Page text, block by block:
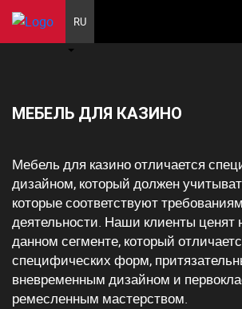
RU
МЕБЕЛЬ ДЛЯ КАЗИНО
Мебель для казино отличается
дизайном, который должен
которые соответствуют
деятельности. Наши клиенты ценят
данном сегменте, который
специфических форм,
вневременным дизайном и
ремесленным мастерством.